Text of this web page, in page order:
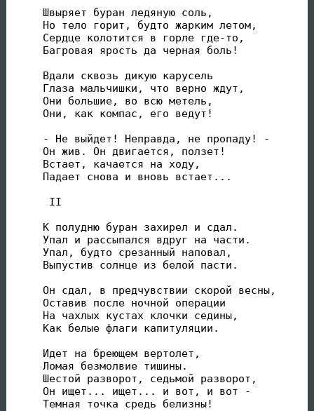
Швыряет буран ледяную соль,
Но тело горит, будто жарким летом,
Сердце колотится в горле где-то,
Багровая ярость да черная боль!
Вдали сквозь дикую карусель
Глаза мальчишки, что верно ждут,
Они большие, во всю метель,
Они, как компас, его ведут!
- Не выйдет! Неправда, не пропаду! -
Он жив. Он двигается, ползет!
Встает, качается на ходу,
Падает снова и вновь встает...
II
К полудню буран захирел и сдал.
Упал и рассыпался вдруг на части.
Упал, будто срезанный наповал,
Выпустив солнце из белой пасти.
Он сдал, в предчувствии скорой весны,
Оставив после ночной операции
На чахлых кустах клочки седины,
Как белые флаги капитуляции.
Идет на бреющем вертолет,
Ломая безмолвие тишины.
Шестой разворот, седьмой разворот,
Он ищет... ищет... и вот, и вот -
Темная точка средь белизны!